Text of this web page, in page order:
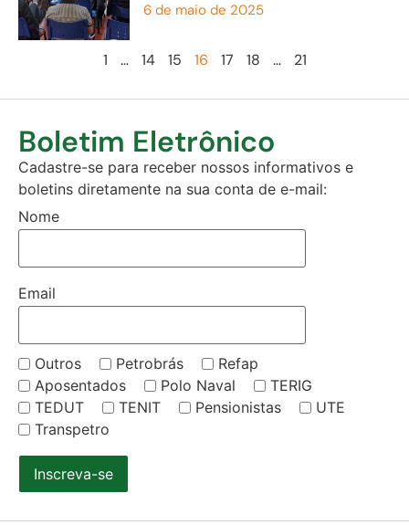
6 de maio de 2025
1 … 14 15 16 17 18 … 21
Boletim Eletrônico
Cadastre-se para receber nossos informativos e
boletins diretamente na sua conta de e-mail:
Nome
Email
Outros Petrobrás
Refap
Aposentados
Polo Naval
TERIG
TEDUT
TENIT Pensionistas
UTE
Transpetro
Inscreva-se